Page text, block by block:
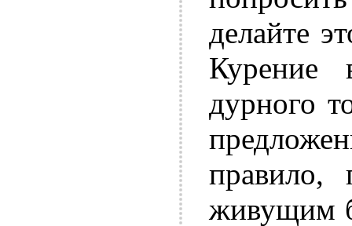
делайте
дурного
правило,
живущим